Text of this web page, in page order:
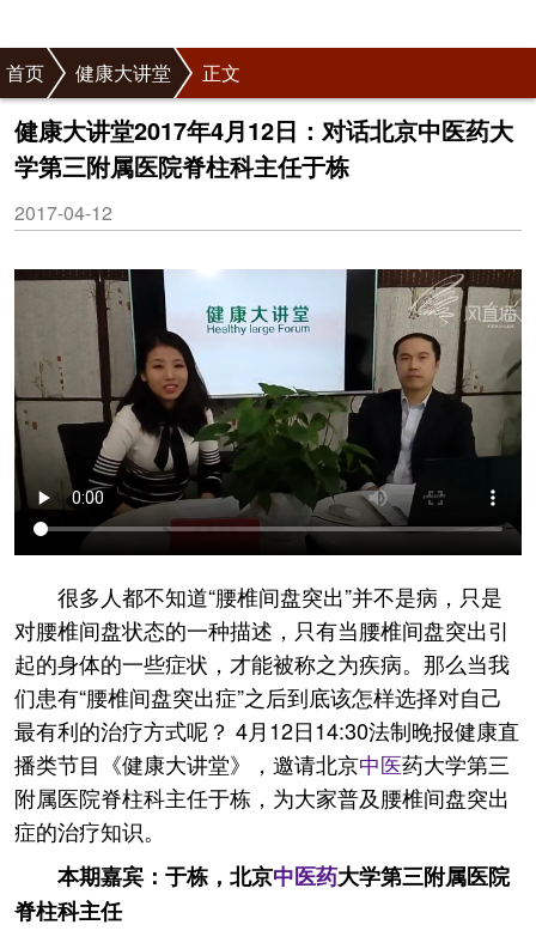
首页 健康大讲堂 正文
健康大讲堂2017年4月12日：对话北京中医药大
学第三附属医院脊柱科主任于栋
2017-04-12
很多人都不知道“腰椎间盘突出”并不是病，只是
对腰椎间盘状态的一种描述，只有当腰椎间盘突出引
起的身体的一些症状，才能被称之为疾病。那么当我
们患有“腰椎间盘突出症”之后到底该怎样选择对自己
最有利的治疗方式呢？ 4月12日14:30法制晚报健康直
播类节目《健康大讲堂》，邀请北京中医药大学第三
附属医院脊柱科主任于栋，为大家普及腰椎间盘突出
症的治疗知识。
本期嘉宾：于栋，北京中医药大学第三附属医院
脊柱科主任